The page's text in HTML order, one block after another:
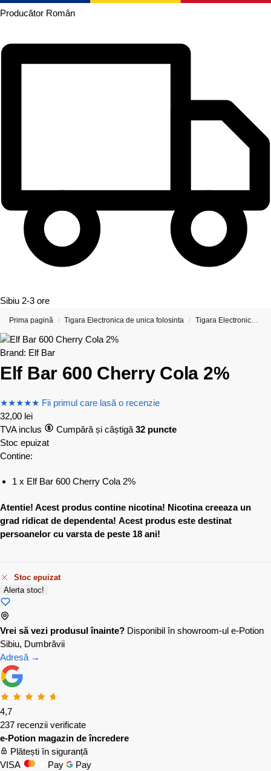
Producător Român
Sibiu 2-3 ore
Prima pagină / Tigara Electronica de unica folosinta / Tigara Electronica cu 600 de Pufuri (Include opțiuni cu nicotină și fără nicotină Reduceri)
Brand: Elf Bar
Elf Bar 600 Cherry Cola 2%
★★★★★ Fii primul care lasă o recenzie
32,00 lei
TVA inclus
Cumpără și câștigă 32 puncte
Stoc epuizat
Contine:
1 x Elf Bar 600 Cherry Cola 2%
Atentie! Acest produs contine nicotina! Nicotina creeaza un
grad ridicat de dependenta! Acest produs este destinat
persoanelor cu varsta de peste 18 ani!
Stoc epuizat
Alerta stoc!
Vrei să vezi produsul înainte? Disponibil în showroom-ul e-Potion
Sibiu, Dumbrăvii
Adresă →
4,7
237 recenzii verificate
e-Potion magazin de încredere
Plătești în siguranță
VISA
Pay Pay